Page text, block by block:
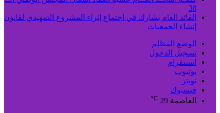
38
القائد العام يشارك في اجتماع إثراء المشروع التمهيدي لقانون
إنشاء الجمعيات
الوضع المظلم
تسجيل الدخول
انستقرام
يوتيوب
تويتر
فيسبوك
العاصمة 29
℃